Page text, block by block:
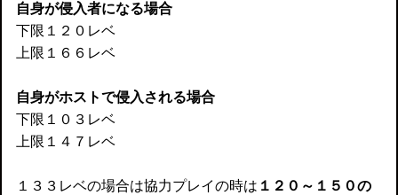
自身が侵入者になる場合
下限１２０レベ
上限１６６レベ
自身がホストで侵入される場合
下限１０３レベ
上限１４７レベ
１３３レベの場合は協力プレイの時は １２０～１５０の